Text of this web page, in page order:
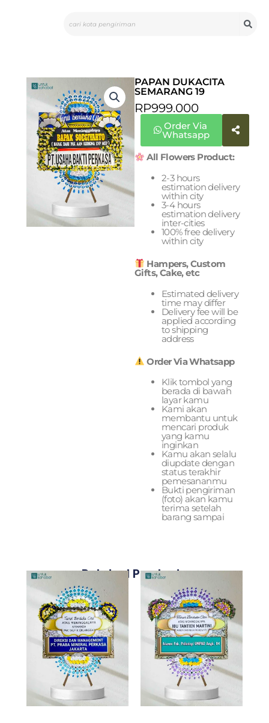
PAPAN DUKACITA
SEMARANG 19
RP999.000
Order Via
Whatsapp
All Flowers Product:
2-3 hours
estimation delivery
within city
3-4 hours
estimation delivery
inter-cities
100% free delivery
within city
Hampers, Custom
Gifts, Cake, etc
Estimated delivery
time may differ
Delivery fee will be
applied according
to shipping
address
Order Via Whatsapp
Klik tombol yang
berada di bawah
layar kamu
Kami akan
membantu untuk
mencari produk
yang kamu
inginkan
Kamu akan selalu
diupdate dengan
status terakhir
pemesananmu
Bukti pengiriman
(foto) akan kamu
terima setelah
barang sampai
Related Products